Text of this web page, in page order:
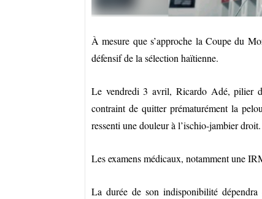
À mesure que s’approche la Coupe du
défensif de la sélection haïtienne.
Le vendredi 3 avril, Ricardo Adé, pilier
contraint de quitter prématurément la
ressenti une douleur à l’ischio-jambier droit.
Les examens médicaux, notamment une
La durée de son indisponibilité